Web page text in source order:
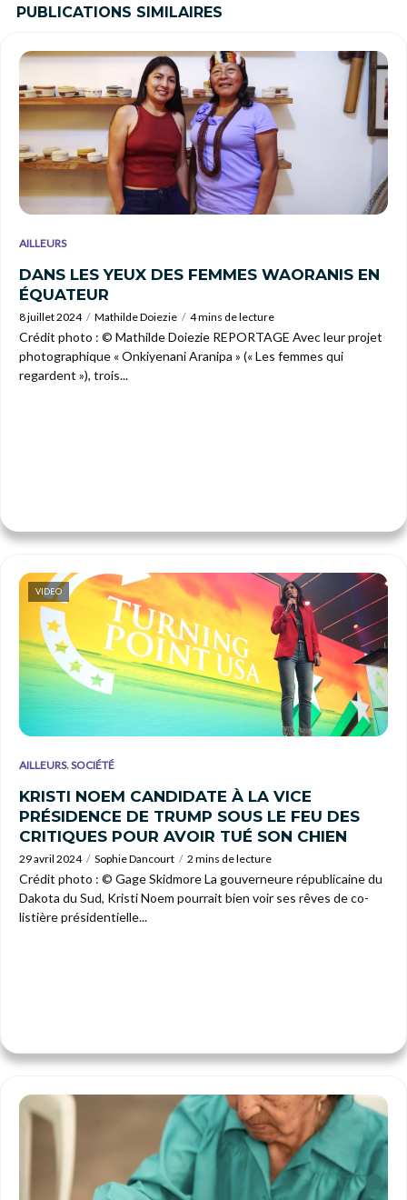
PUBLICATIONS SIMILAIRES
AILLEURS
DANS LES YEUX DES FEMMES WAORANIS EN
ÉQUATEUR
8 juillet 2024 Mathilde Doiezie 4 mins de lecture
Crédit photo : © Mathilde Doiezie REPORTAGE Avec leur projet
photographique « Onkiyenani Aranipa » (« Les femmes qui
regardent »), trois...
VIDEO
AILLEURS,SOCIÉTÉ
KRISTI NOEM CANDIDATE À LA VICE
PRÉSIDENCE DE TRUMP SOUS LE FEU DES
CRITIQUES POUR AVOIR TUÉ SON CHIEN
29 avril 2024 Sophie Dancourt 2 mins de lecture
Crédit photo : © Gage Skidmore La gouverneure républicaine du
Dakota du Sud, Kristi Noem pourrait bien voir ses rêves de co-
listière présidentielle...